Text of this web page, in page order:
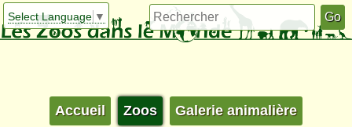
Select Language ▼
Accueil Zoos Galerie animalière